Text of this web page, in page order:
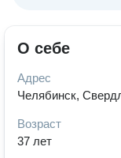
О себе
Адрес
Челябинск,
Возраст
37 лет